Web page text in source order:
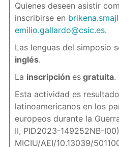
Quienes deseen asistir
inscribirse en
emilio.gallardo@csic.es.
Las lenguas del simposio
inglés.
La inscripción esgratuita.
Esta actividad es
latinoamericanos en los
europeos durante la
II, PID2023-149252NB-
MICIU/AEI/10.13039/